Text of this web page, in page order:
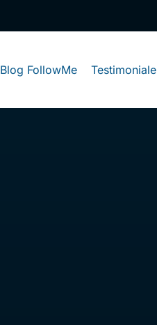
Blog FollowMe Testimoniale